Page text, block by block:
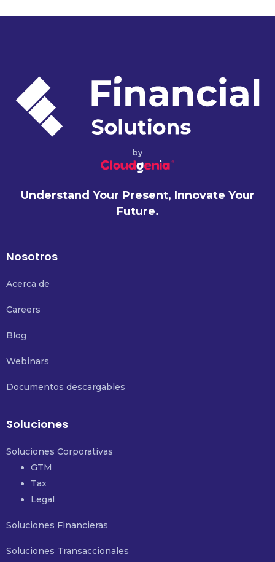
by
Understand Your Present, Innovate Your
Future.
Nosotros
Acerca de
Careers
Blog
Webinars
Documentos descargables
Soluciones
Soluciones Corporativas
GTM
Tax
Legal
Soluciones Financieras
Soluciones Transaccionales